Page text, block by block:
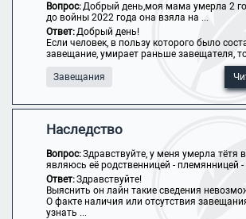
Вопрос:Добрый день,моя мама умерла 2
до войны 2022 года она взяла на ...
Ответ:Добрый день!
Если человек, в пользу которого было
завещание, умирает раньше завещателя,
Завещания
Наследство
Вопрос:Здравствуйте, у меня умерла тётя
являюсь её родственницей - племянницей -
Ответ:Здравствуйте!
Выяснить он лайн такие сведения
О факте наличия или отсутствия
узнать ...